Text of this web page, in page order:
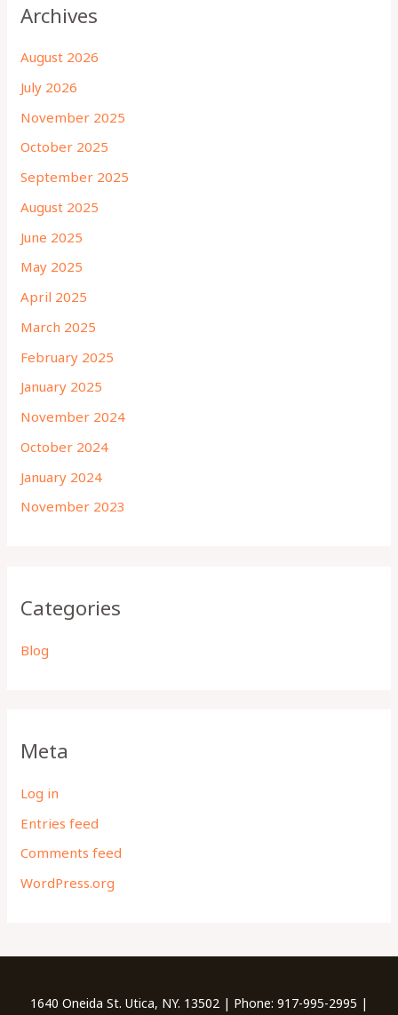
Archives
August 2026
July 2026
November 2025
October 2025
September 2025
August 2025
June 2025
May 2025
April 2025
March 2025
February 2025
January 2025
November 2024
October 2024
January 2024
November 2023
Categories
Blog
Meta
Log in
Entries feed
Comments feed
WordPress.org
1640 Oneida St. Utica, NY. 13502 | Phone: 917-995-2995 |